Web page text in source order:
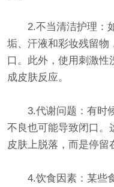
2.不当清洁护理：如
垢、汗液和彩妆残留物
口。此外，使用刺激性
成皮肤反应。
3.代谢问题：有时候
不良也可能导致闭口。
皮肤上脱落，而是停留
4.饮食因素：某些食